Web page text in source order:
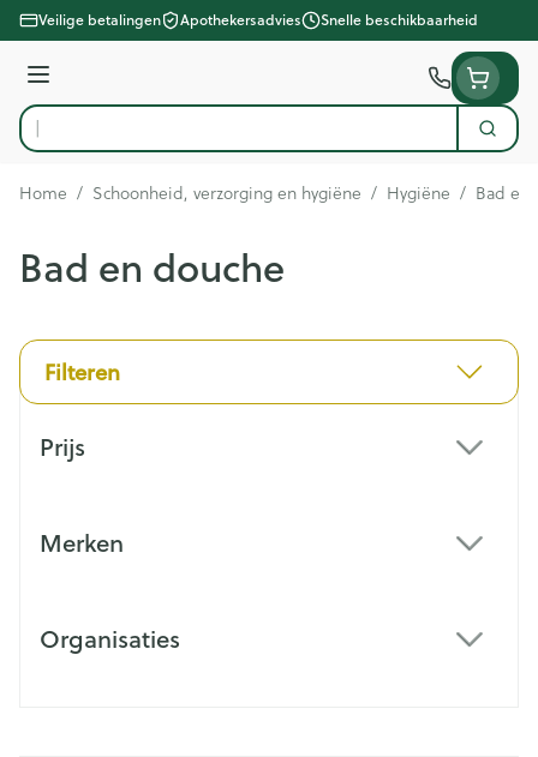
Ga naar de inhoud
Veilige betalingen Apothekersadvies Snelle beschikbaarheid
Menu
Product, merk, categorie...
Zoek
Home / Schoonheid, verzorging en hygiëne / Hygiëne / Bad en
Bad en douche
Filteren
Prijs
Merken
Organisaties